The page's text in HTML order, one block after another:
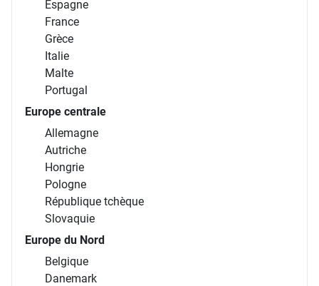
Espagne
France
Grèce
Italie
Malte
Portugal
Europe centrale
Allemagne
Autriche
Hongrie
Pologne
République tchèque
Slovaquie
Europe du Nord
Belgique
Danemark